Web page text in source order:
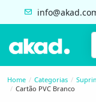
Home Categorias
Cartão PVC Branco